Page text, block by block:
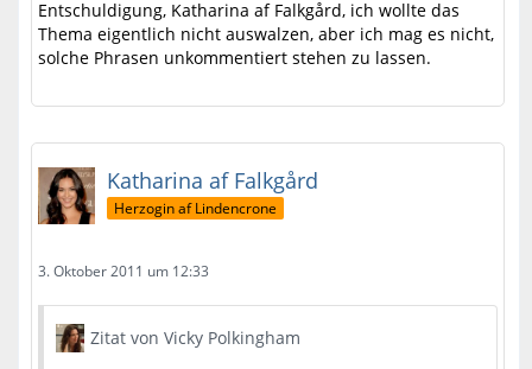
Entschuldigung, Katharina af Falkgård, ich wollte das
Thema eigentlich nicht auswalzen, aber ich mag es nicht,
solche Phrasen unkommentiert stehen zu lassen.
Katharina af Falkgård
Herzogin af Lindencrone
3. Oktober 2011 um 12:33
Zitat von Vicky Polkingham